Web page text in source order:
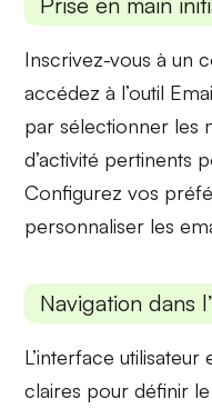
Inscrivez-vous à un
accédez à l’outil
par sélectionner les
d’activité pertinents
Configurez vos
personnaliser les
Navigation dans
L’interface
claires pour définir